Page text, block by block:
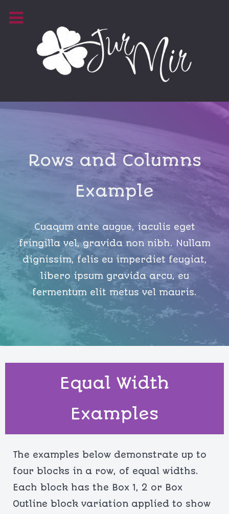
Rows and Columns
Example
Cuaqum ante augue, iaculis eget
fringilla vel, gravida non nibh. Nullam
dignissim, felis eu imperdiet feugiat,
libero ipsum gravida arcu, eu
fermentum elit metus vel mauris.
Equal Width
Examples
The examples below demonstrate up to
four blocks in a row, of equal widths.
Each block has the Box 1, 2 or Box
Outline block variation applied to show